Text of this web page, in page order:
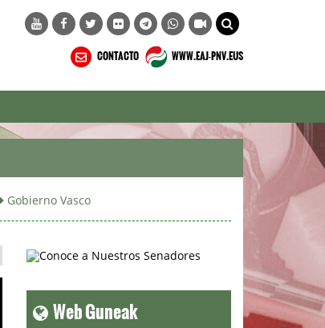
CONTACTO WWW.EAJ-PNV.EUS
Gobierno Vasco
Web Guneak